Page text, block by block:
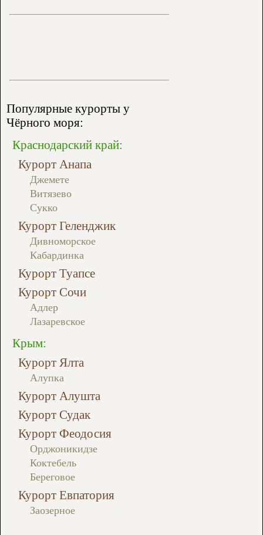
Популярные курорты у
Чёрного моря:
Краснодарский край:
Курорт Анапа
Джемете
Витязево
Сукко
Курорт Геленджик
Дивноморское
Кабардинка
Курорт Туапсе
Курорт Сочи
Адлер
Лазаревское
Крым:
Курорт Ялта
Алупка
Курорт Алушта
Курорт Судак
Курорт Феодосия
Орджоникидзе
Коктебель
Береговое
Курорт Евпатория
Заозерное